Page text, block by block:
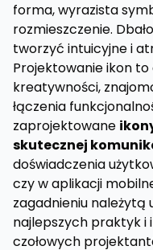
forma, wyrazista
rozmieszczenie.
tworzyć intuicyjne i
Projektowanie ikon
kreatywności,
łączenia
zaprojektowane
skutecznej
doświadczenia
czy w aplikacji
zagadnieniu należytą
najlepszych praktyk i
czołowych